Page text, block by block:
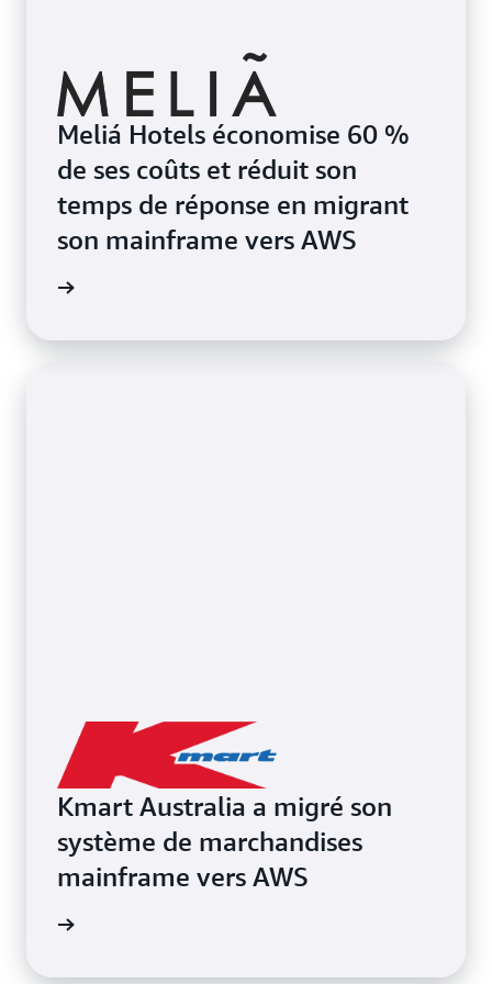
Meliá Hotels économise 60 %
de ses coûts et réduit son
temps de réponse en migrant
son mainframe vers AWS
Kmart Australia a migré son
système de marchandises
mainframe vers AWS